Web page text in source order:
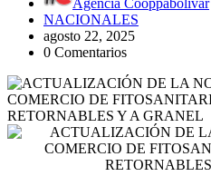
NACIONALES
agosto 22, 2025
0 Comentarios